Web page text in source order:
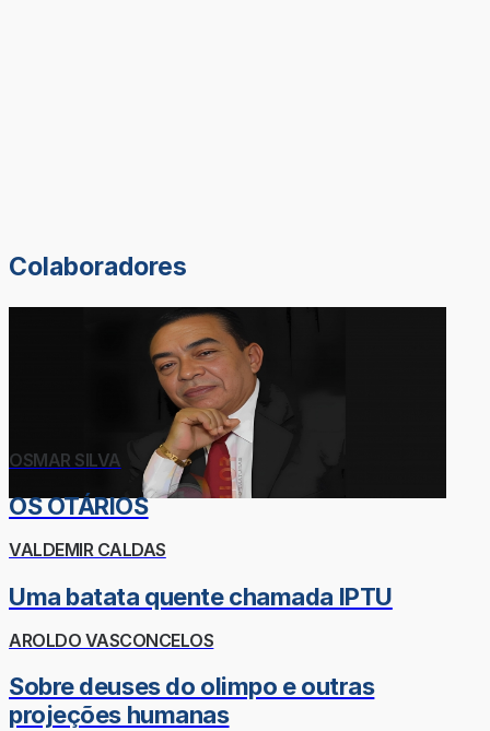
Colaboradores
OSMAR SILVA
OS OTÁRIOS
VALDEMIR CALDAS
Uma batata quente chamada IPTU
AROLDO VASCONCELOS
Sobre deuses do olimpo e outras
projeções humanas